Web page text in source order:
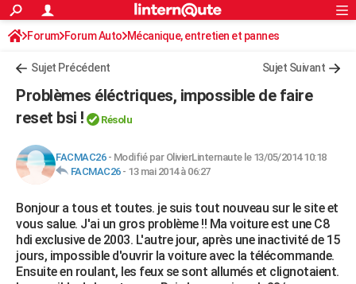
ACTUALITÉS
Politique
Société
Faits Divers
Education
Monde
Villes
+
Programme TV
Streaming
Sorties cinéma
FINANCE
Retraite
Impôts
Epargne
Immobilier
Risques naturels par ville
Banque
Assurance
Crédit
AUTO
Essais
Réserver un essai
Citadines
Berlines
SUV
Forum auto
+HIGH-TECH
Mobiles
Meilleur smartphone
Internet
Ordinateurs
Jeux vidéo
Guide high-tech
BRICOLAGE
Forum
Aménagement intérieur
Extérieur
Cuisine
Salle de bains
Jardinage
Rangement
WEEK-END
Guides de France
Escapades
Patrimoine
Expositions
Musées
Week-end nature
+LIFESTYLE
Rechercher
S'inscrire
Connexion
Forum Forum Auto Mécanique, entretien et pannes
Sujet Précédent Sujet Suivant
Problèmes éléctriques, impossible de faire
reset bsi !
Résolu
FACMAC26- Modifié par OlivierLinternaute le 13/05/2014 10:18
FACMAC26- 13 mai 2014 à 06:27
Bonjour a tous et toutes. je suis tout nouveau sur le site et
vous salue. J'ai un gros problème !! Ma voiture est une C8
hdi exclusive de 2003. L'autre jour, après une inactivité de 15
jours, impossible d'ouvrir la voiture avec la télécommande.
Ensuite en roulant, les feux se sont allumés et clignotaient.